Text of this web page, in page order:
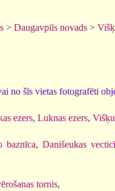
> Daugavpils novads >
no šīs vietas fotografēti
ezers, Luknas ezers,
baznīca, Danišeukas
tornis,